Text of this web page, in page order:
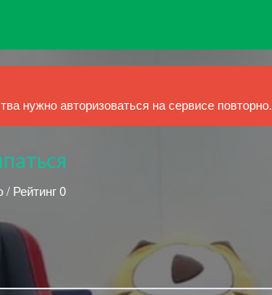
нужно авторизоваться на сервисе повторно.
/ Рейтинг 0